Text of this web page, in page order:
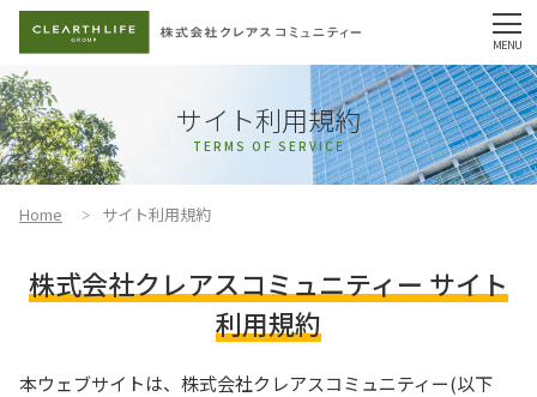
サイト利用規約
TERMS OF SERVICE
Home サイト利用規約
株式会社クレアスコミュニティー サイト
利用規約
本ウェブサイトは、株式会社クレアスコミュニティー(以下